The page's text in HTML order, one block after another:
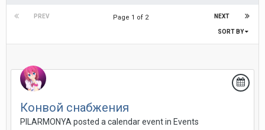
PREV NEXT
Page 1 of 2
SORT BY
Конвой снабжения
PILARMONYA posted a calendar event in Events